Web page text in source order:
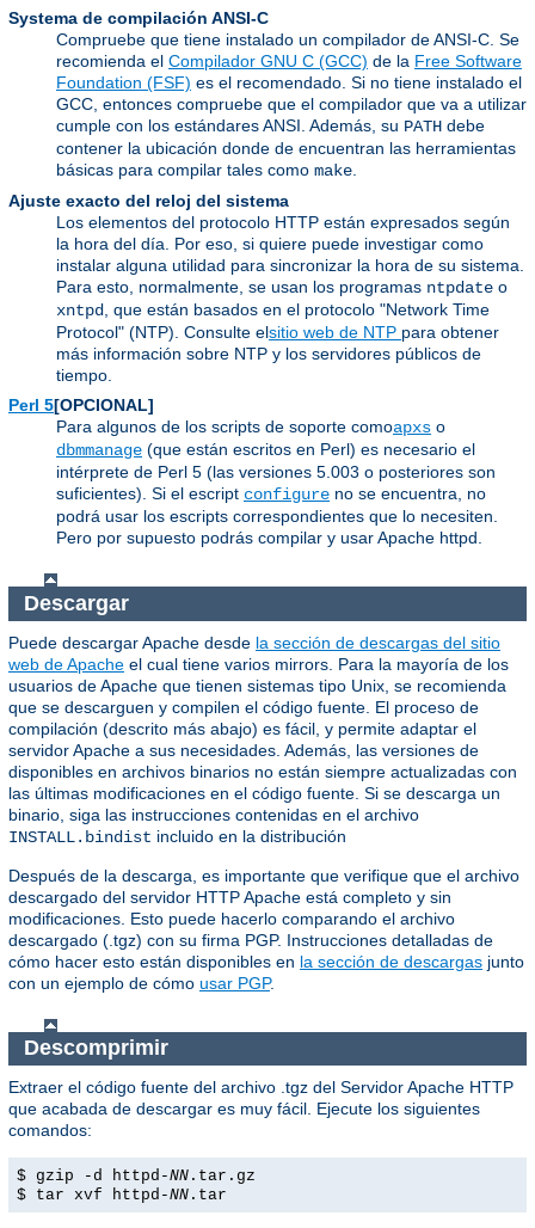
Systema de compilación ANSI-C
Compruebe que tiene instalado un compilador de ANSI-C. Se
recomienda el Compilador GNU C (GCC) de la Free Software
Foundation (FSF) es el recomendado. Si no tiene instalado el
GCC, entonces compruebe que el compilador que va a utilizar
cumple con los estándares ANSI. Además, su PATH debe
contener la ubicación donde de encuentran las herramientas
básicas para compilar tales como make.
Ajuste exacto del reloj del sistema
Los elementos del protocolo HTTP están expresados según
la hora del día. Por eso, si quiere puede investigar como
instalar alguna utilidad para sincronizar la hora de su sistema.
Para esto, normalmente, se usan los programas ntpdate o
xntpd, que están basados en el protocolo "Network Time
Protocol" (NTP). Consulte elsitio web de NTP para obtener
más información sobre NTP y los servidores públicos de
tiempo.
Perl 5[OPCIONAL]
Para algunos de los scripts de soporte comoapxs o
dbmmanage (que están escritos en Perl) es necesario el
intérprete de Perl 5 (las versiones 5.003 o posteriores son
suficientes). Si el escript configure no se encuentra, no
podrá usar los escripts correspondientes que lo necesiten.
Pero por supuesto podrás compilar y usar Apache httpd.
Descargar
Puede descargar Apache desde la sección de descargas del sitio
web de Apache el cual tiene varios mirrors. Para la mayoría de los
usuarios de Apache que tienen sistemas tipo Unix, se recomienda
que se descarguen y compilen el código fuente. El proceso de
compilación (descrito más abajo) es fácil, y permite adaptar el
servidor Apache a sus necesidades. Además, las versiones de
disponibles en archivos binarios no están siempre actualizadas con
las últimas modificaciones en el código fuente. Si se descarga un
binario, siga las instrucciones contenidas en el archivo
INSTALL.bindist incluido en la distribución
Después de la descarga, es importante que verifique que el archivo
descargado del servidor HTTP Apache está completo y sin
modificaciones. Esto puede hacerlo comparando el archivo
descargado (.tgz) con su firma PGP. Instrucciones detalladas de
cómo hacer esto están disponibles en la sección de descargas junto
con un ejemplo de cómo usar PGP.
Descomprimir
Extraer el código fuente del archivo .tgz del Servidor Apache HTTP
que acabada de descargar es muy fácil. Ejecute los siguientes
comandos:
$ gzip -d httpd-NN .tar.gz
$ tar xvf httpd-NN .tar